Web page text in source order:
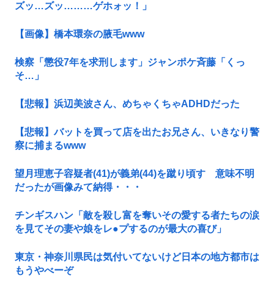
ズッ…ズッ………ゲホォッ！」
【画像】橋本環奈の腋毛www
検察「懲役7年を求刑します」ジャンポケ斉藤「くっ
そ…」
【悲報】浜辺美波さん、めちゃくちゃADHDだった
【悲報】バットを買って店を出たお兄さん、いきなり警
察に捕まるwww
望月理恵子容疑者(41)が義弟(44)を蹴り頃す 意味不明
だったが画像みて納得・・・
チンギスハン「敵を殺し富を奪いその愛する者たちの涙
を見てその妻や娘をレ●プするのが最大の喜び」
東京・神奈川県民は気付いてないけど日本の地方都市は
もうやべーぞ